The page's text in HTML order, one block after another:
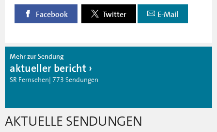
Facebook Twitter E-Mail
Mehr zur Sendung
aktueller bericht
SR Fernsehen| 773 Sendungen
AKTUELLE SENDUNGEN